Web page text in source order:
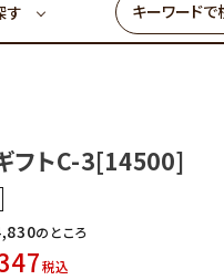
す
ゼリー・
フトC-3[14500]
のところ
税込